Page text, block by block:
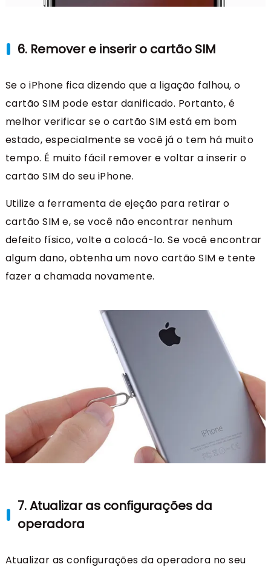
6. Remover e inserir o cartão SIM
Se o iPhone fica dizendo que a ligação falhou, o
cartão SIM pode estar danificado. Portanto, é
melhor verificar se o cartão SIM está em bom
estado, especialmente se você já o tem há muito
tempo. É muito fácil remover e voltar a inserir o
cartão SIM do seu iPhone.
Utilize a ferramenta de ejeção para retirar o
cartão SIM e, se você não encontrar nenhum
defeito físico, volte a colocá-lo. Se você encontrar
algum dano, obtenha um novo cartão SIM e tente
fazer a chamada novamente.
7. Atualizar as configurações da
operadora
Atualizar as configurações da operadora no seu